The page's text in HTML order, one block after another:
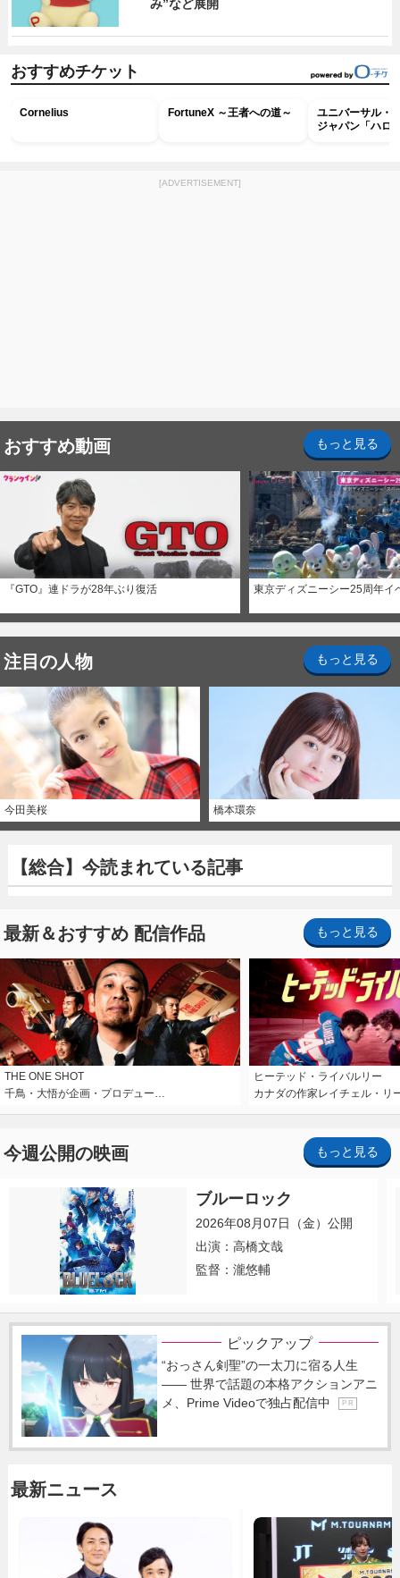
み”など展開
おすすめチケット
Cornelius FortuneX ～王者への道～
ユニバーサル・
ジャパン「ハロ
[ADVERTISEMENT]
おすすめ動画 もっと見る
『GTO』連ドラが28年ぶり復活 東京ディズニーシー25周年イ
注目の人物 もっと見る
今田美桜 橋本環奈
【総合】今読まれている記事
最新＆おすすめ 配信作品 もっと見る
THE ONE SHOT
千鳥・大悟が企画・プロデュー…
ヒーテッド・ライバルリー
カナダの作家レイチェル・リ
今週公開の映画 もっと見る
ブルーロック
2026年08月07日（金）公開
出演：高橋文哉
監督：瀧悠輔
ピックアップ
“おっさん剣聖”の一太刀に宿る人生
―― 世界で話題の本格アクションアニ
メ、Prime Videoで独占配信中
P R
最新ニュース